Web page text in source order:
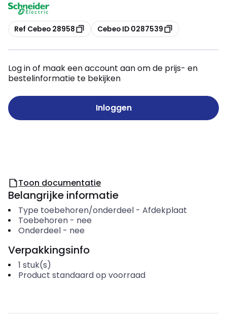
Kopiëren
Ref Cebeo 28958 Kopiëren
Cebeo ID 0287539
Log in of maak een account aan om de prijs- en
bestelinformatie te bekijken
Inloggen
Toon documentatie
Belangrijke informatie
Type toebehoren/onderdeel- Afdekplaat
Toebehoren- nee
Onderdeel- nee
Verpakkingsinfo
1 stuk(s)
Product standaard op voorraad